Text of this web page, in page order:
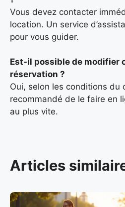
Vous devez contacter
location. Un service
pour vous guider.
Est-il possible de modifier
réservation ?
Oui, selon les conditions du
recommandé de le faire en
au plus vite.
Articles